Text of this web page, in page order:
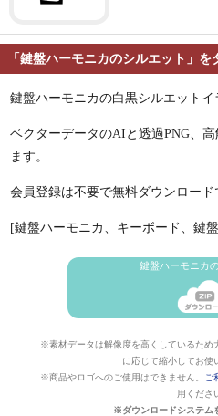
「鍵盤ハーモニカのシルエット」を
鍵盤ハーモニカの白黒シルエットイ
ベクターデータのAIと透過PNG、
ます。
会員登録は不要で無料ダウンロード
[鍵盤ハーモニカ、キーボード、鍵
鍵盤ハーモニカ
※素材データは解像度を高くしているため
に応じて縮小してお使
※商品やロゴへのご使用はできません。
ご
用くださ
※ダウンロードシステム